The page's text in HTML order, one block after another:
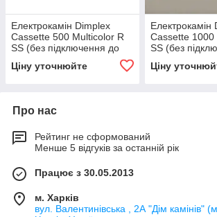
Електрокамін Dimplex
Cassette 500 Multicolor R
SS (без підключення до
Ціну уточнюйте
Електрокамін
Cassette 1000
SS (без
Ціну
Про нас
Рейтинг не сформований
Менше 5 відгуків за останній рік
Працює з 30.05.2013
м. Харків
вул. Валентинівська , 2А "Дім камінів"